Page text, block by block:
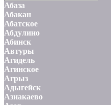
Абаза
Абакан
Абатское
Абдулино
Абинск
Автуры
Агидель
Агинское
Агрыз
Адыгейск
Азнакаево